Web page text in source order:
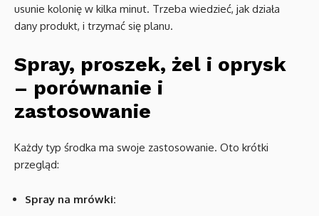
usunie kolonię w kilka minut. Trzeba wiedzieć, jak działa
dany produkt, i trzymać się planu.
Spray, proszek, żel i oprysk
– porównanie i
zastosowanie
Każdy typ środka ma swoje zastosowanie. Oto krótki
przegląd:
Spray na mrówki: